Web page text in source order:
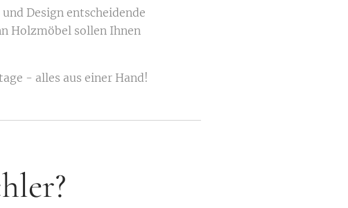
Design entscheidende
Holzmöbel sollen Ihnen
- alles aus einer Hand!